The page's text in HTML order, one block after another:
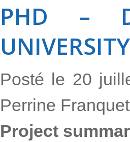
PHD –
Posté le 20
Perrine
Project